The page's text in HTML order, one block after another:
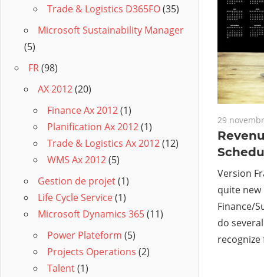
29
Version
quite new
Finance/
do
Trade & Logistics D365FO(35)
Microsoft Sustainability Manager
(5)
FR(98)
AX 2012(20)
Finance Ax 2012(1)
Planification Ax 2012(1)
Trade & Logistics Ax 2012(12)
WMS Ax 2012(5)
Gestion de projet(1)
Life Cycle Service(1)
Microsoft Dynamics 365(11)
Power Plateform (5)
Projects Operations (2)
Talent(1)